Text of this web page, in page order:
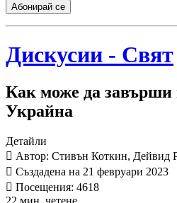
Абонирай се
Дискусии - Свят
Как може да завърши
Украйна
Детайли
Автор: Стивън Коткин, Дейвид
Създадена на 21 февруари 2023
Посещения: 4618